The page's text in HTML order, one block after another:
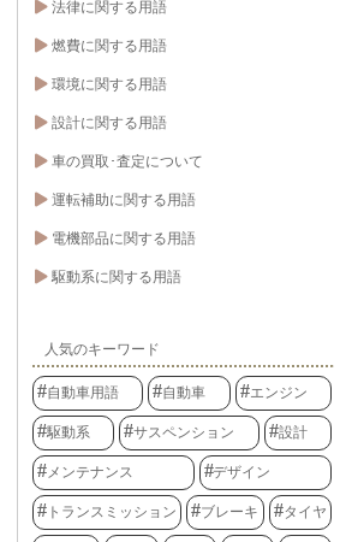
法律に関する用語
燃費に関する用語
環境に関する用語
設計に関する用語
車の買取･査定について
運転補助に関する用語
電機部品に関する用語
駆動系に関する用語
人気のキーワード
自動車用語 自動車 エンジン
駆動系 サスペンション 設計
メンテナンス デザイン
トランスミッション ブレーキ タイヤ